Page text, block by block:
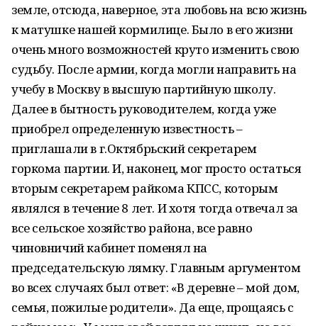
земле, отсюда, наверное, эта любовь на всю жизнь
к матушке нашей кормилице. Было в его жизни
очень много возможностей круто изменить свою
судьбу. После армии, когда могли направить на
учебу в Москву в высшую партийную школу.
Далее в бытность руководителем, когда уже
приобрел определенную известность –
приглашали в г.Октябрьский секретарем
горкома партии. И, наконец, мог просто остаться
вторым секретарем райкома КПСС, которым
являлся в течение 8 лет. И хотя тогда отвечал за
все сельское хозяйство района, все равно
чиновничий кабинет поменял на
председательскую лямку. Главным аргументом
во всех случаях был ответ: «В деревне – мой дом,
семья, пожилые родители». Да еще, прощаясь с